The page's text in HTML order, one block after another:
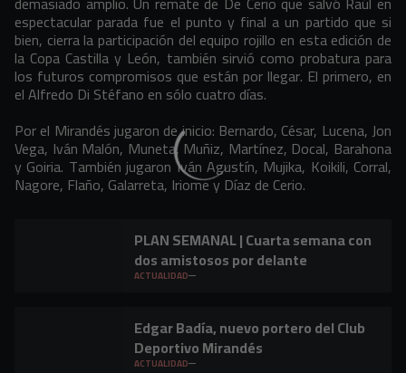
espectacular parada fue el punto y final a un partido que si
bien, cierra la participación del equipo rojillo en esta edición de
la Copa Castilla y León, también sirvió como probatura para
los futuros compromisos que están por llegar. El primero, en
el Alfredo Di Stéfano en sólo cuatro días.
Por el Mirandés jugaron de inicio: Bernardo, César, Lucena, Jon
Vega, Iván Malón, Muneta, Muñiz, Martínez, Docal, Barahona
y Goiria. También jugaron Iván Agustín, Mujika, Koikili, Corral,
Nagore, Flaño, Galarreta, Iriome y Díaz de Cerio.
PLAN SEMANAL | Cuarta semana con
dos amistosos por delante
ACTUALIDAD
Edgar Badía, nuevo portero del Club
Deportivo Mirandés
ACTUALIDAD